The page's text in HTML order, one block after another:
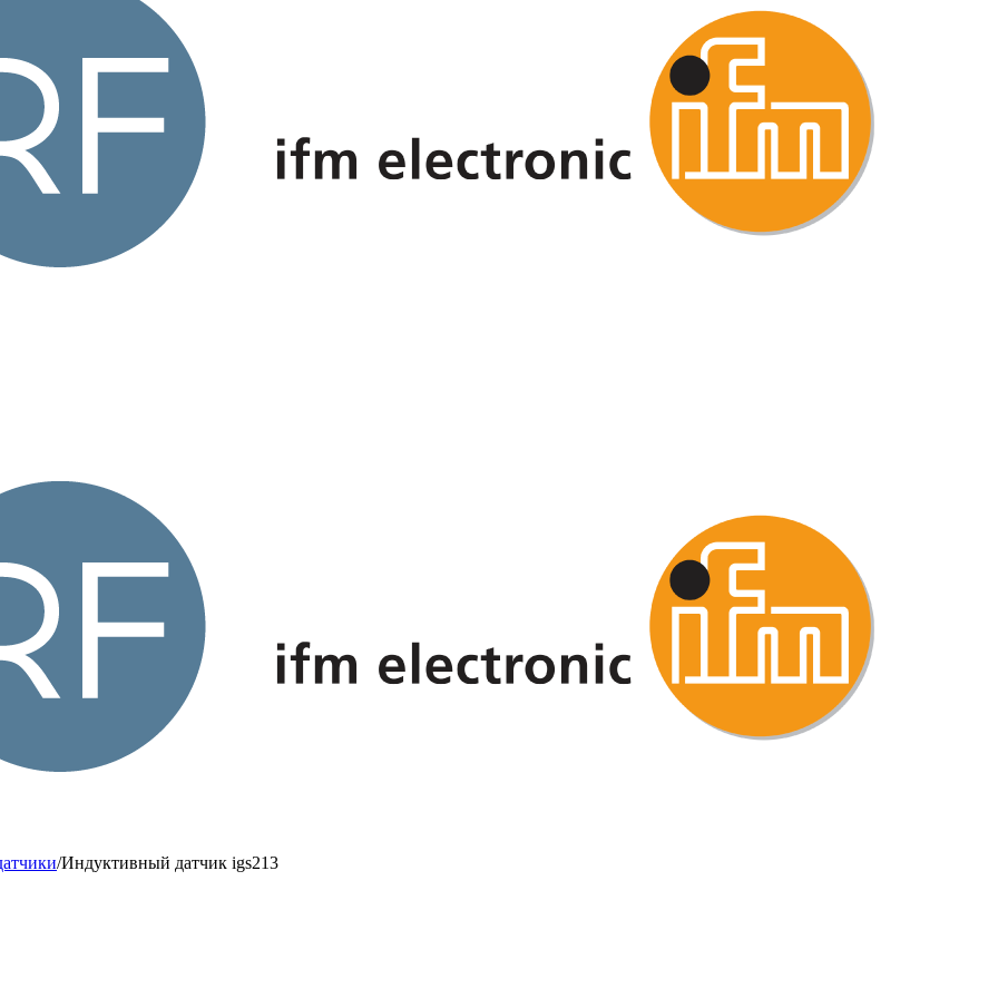
/Индуктивный датчик igs213